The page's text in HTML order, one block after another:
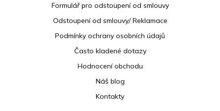
Formulář pro odstoupení od smlouvy
Odstoupení od smlouvy/ Reklamace
Podmínky ochrany osobních údajů
Často kladené dotazy
Hodnocení obchodu
Náš blog
Kontakty